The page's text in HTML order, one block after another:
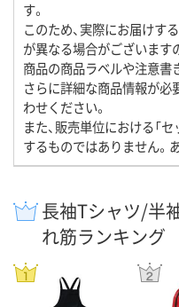
す。
このため、実際にお届けす
が異なる場合がございます
商品の商品ラベルや注意書
さらに詳細な商品情報が必
わせください。
また、販売単位における「
するものではありません。
長袖Tシャツ/半
れ筋ランキング